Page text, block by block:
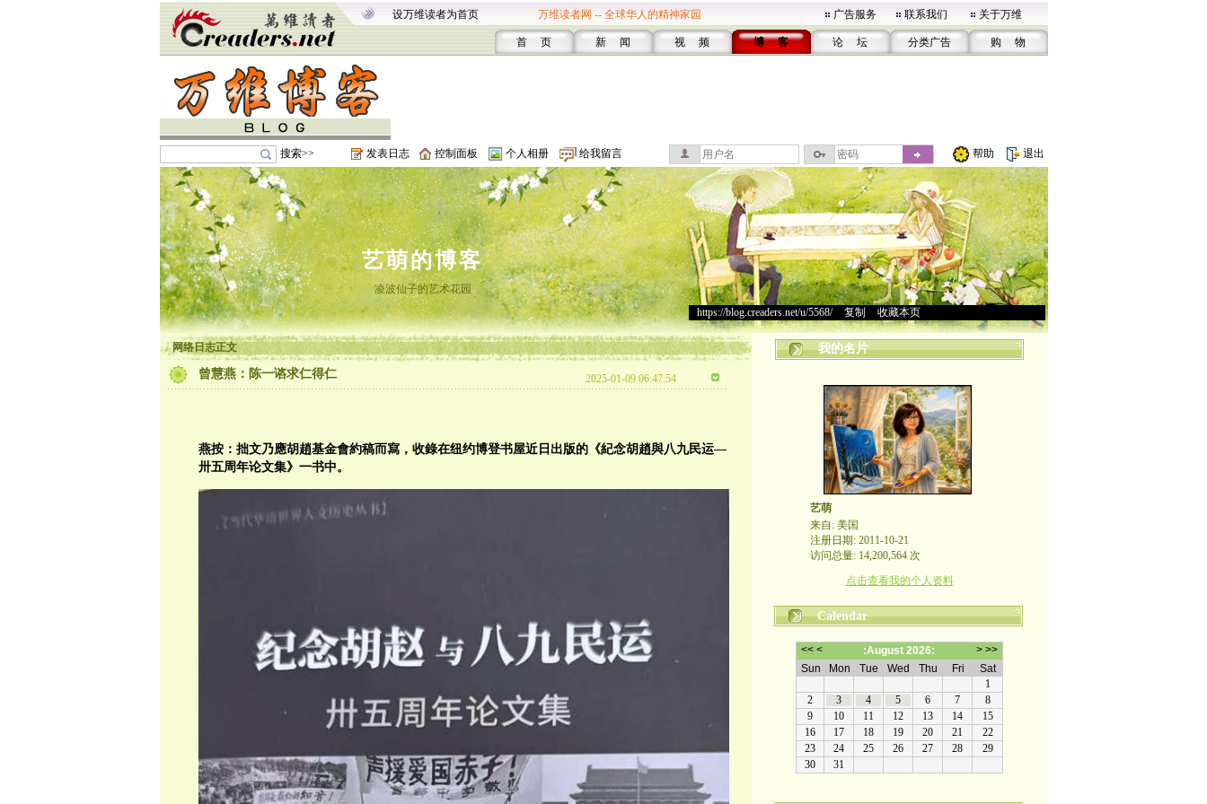
设万维读者为首页 万维读者网 -- 全球华人的精神家园 广告服务 联系我们 关于万维
首 页 新 闻 视 频 博 客 论 坛 分类广告 购 物
搜索>> 发表日志 控制面板 个人相册 给我留言 帮助 退出
艺萌的博客
凌波仙子的艺术花园
https://blog.creaders.net/u/5568/> 复制 收藏本页
网络日志正文
曾慧燕：陈一谘求仁得仁 2025-01-09 06:47:54
燕按：拙文乃應胡趙基金會約稿而寫，收錄在纽约博登书屋近日出版的《紀念胡趙與八九民运—
卅五周年论文集》一书中。
我的名片
艺萌
来自: 美国
注册日期: 2011-10-21
访问总量: 14,200,564 次
点击查看我的个人资料
Calendar